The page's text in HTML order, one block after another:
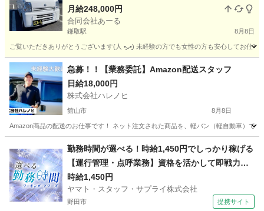
月給248,000円
合同会社あーる
鎌取駅 8月8日
ご覧いただきありがとうございます(⁠人⁠ ⁠•͈⁠ᴗ⁠•͈⁠) 未経験の方でも女性の方も安心してお仕
千葉 千葉市 鎌取駅 ドライバー 業務委託契約
急募！！【業務委託】Amazon配送スタッフ
日給18,000円
株式会社ハレノヒ
館山市 8月8日
Amazon商品の配送のお仕事です！ ネット注文された商品を、軽バン（軽自動車）で
配送 スタッフ
勤務時間が選べる！時給1,450円でしっかり稼げる
【運行管理・点呼業務】資格を活かして即戦力に
なれる
時給1,450円
ヤマト・スタッフ・サプライ株式会社
野田市 提携サイト